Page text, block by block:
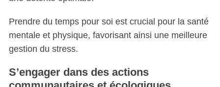
Prendre du temps pour soi est crucial pour la santé
mentale et physique, favorisant ainsi une meilleure
gestion du stress.
S’engager dans des actions